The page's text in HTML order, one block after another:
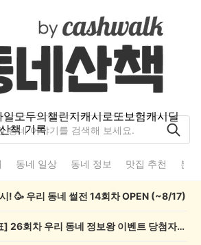
일모두의챌린지캐시로또보험캐시딜
산책 기록
동네 일상 동네 정보 맛집 추천 분
! 🥳 우리 동네 썰전 14회차 OPEN (~8/17)
💰[당첨자 발표] 26회차 우리 동네 정보왕 이벤트 당첨자를 발표합니다!